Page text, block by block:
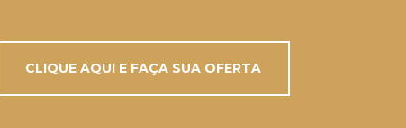
CLIQUE AQUI E FAÇA SUA OFERTA